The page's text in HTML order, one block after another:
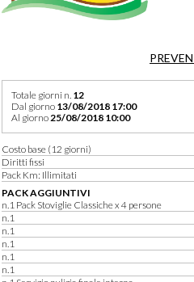
Totale giorni n. 12
Dal giorno 13/08/2018 17:00
Al giorno25/08/2018 10:00
Costo base (12 giorni)
Diritti fissi
Pack Km: Illimitati
PACK AGGIUNTIVI
n.1 Pack Stoviglie Classiche x 4 persone
n.1
n.1
n.1
n.1
n.1